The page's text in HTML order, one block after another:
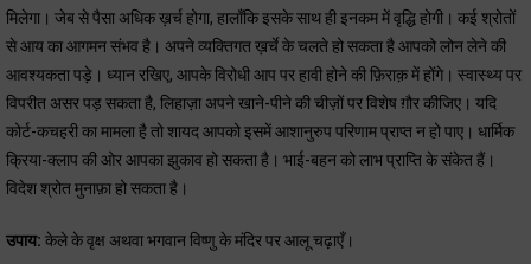
मिलेगा। जेब से पैसा अधिक ख़र्च होगा, हालाँकि इसके साथ ही इनकम में वृद्धि होगी। कई श्रोतों
से आय का आगमन संभव है। अपने व्यक्तिगत ख़र्चे के चलते हो सकता है आपको लोन लेने की
आवश्यकता पड़े। ध्यान रखिए, आपके विरोधी आप पर हावी होने की फ़िराक़ में होंगे। स्वास्थ्य पर
विपरीत असर पड़ सकता है, लिहाज़ा अपने खाने-पीने की चीज़ों पर विशेष ग़ौर कीजिए। यदि
कोर्ट-कचहरी का मामला है तो शायद आपको इसमें आशानुरुप परिणाम प्राप्त न हो पाए। धार्मिक
क्रिया-क्लाप की ओर आपका झुकाव हो सकता है। भाई-बहन को लाभ प्राप्ति के संकेत हैं।
विदेश श्रोत मुनाफ़ा हो सकता है।
उपाय: केले के वृक्ष अथवा भगवान विष्णु के मंदिर पर आलू चढ़ाएँ।